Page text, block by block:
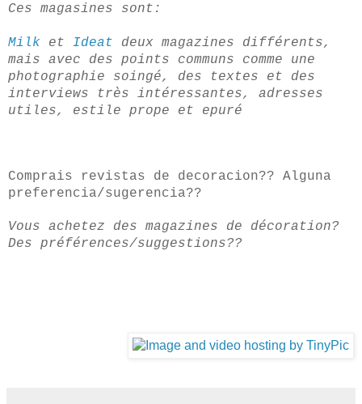
Ces magasines sont:
Milk et Ideat deux magazines différents,
mais avec des points communs comme une
photographie soingé, des textes et des
interviews très intéressantes, adresses
utiles, estile prope et epuré
Comprais revistas de decoracion?? Alguna
preferencia/sugerencia??
Vous achetez des magazines de décoration?
Des préférences/suggestions??